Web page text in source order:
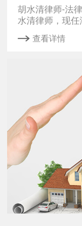
胡水清律师-法
水清律师，现
查看详情